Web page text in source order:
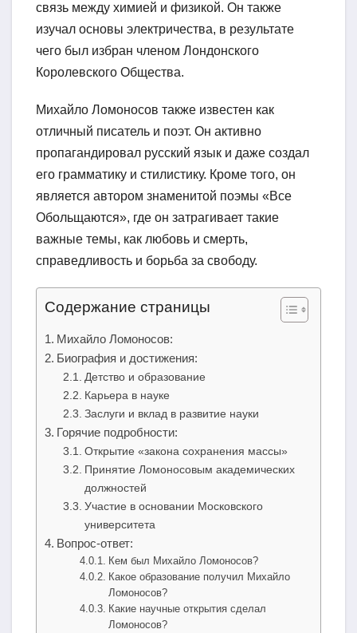
связь между химией и физикой. Он также
изучал основы электричества, в результате
чего был избран членом Лондонского
Королевского Общества.
Михайло Ломоносов также известен как
отличный писатель и поэт. Он активно
пропагандировал русский язык и даже создал
его грамматику и стилистику. Кроме того, он
является автором знаменитой поэмы «Все
Обольщаются», где он затрагивает такие
важные темы, как любовь и смерть,
справедливость и борьба за свободу.
Содержание страницы
Михайло Ломоносов:
Биография и достижения:
Детство и образование
Карьера в науке
Заслуги и вклад в развитие науки
Горячие подробности:
Открытие «закона сохранения массы»
Принятие Ломоносовым академических
должностей
Участие в основании Московского
университета
Вопрос-ответ:
Кем был Михайло Ломоносов?
Какое образование получил Михайло
Ломоносов?
Какие научные открытия сделал
Ломоносов?